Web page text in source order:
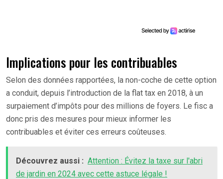
Implications pour les contribuables
Selon des données rapportées, la non-coche de cette option
a conduit, depuis l’introduction de la flat tax en 2018, à un
surpaiement d’impôts pour des millions de foyers. Le fisc a
donc pris des mesures pour mieux informer les
contribuables et éviter ces erreurs coûteuses.
Découvrez aussi : Attention : Évitez la taxe sur l'abri
de jardin en 2024 avec cette astuce légale !